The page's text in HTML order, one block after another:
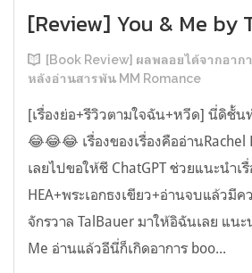
[Review] You & Me by
[Book Review] ผลพลอยได้จากอาก
หลังอ่านสารพัน MM Romance
[เรื่องย่อ+รีวิวตามใจฉัน+หวีด] นี่ดิชั้น
😂😂😂 เรื่องของเรื่องคืออ่านRachel
เลยไปขอให้ชี ChatGPT ช่วยแนะนำเ
HEA+พระเอกธงเขียว+อ่านจบแล้วมี
จักรวาล TalBauer มาให้อิฉันเลย แนะ
Me อ่านแล้วอีนี่ก็เกิดอาการ boo...